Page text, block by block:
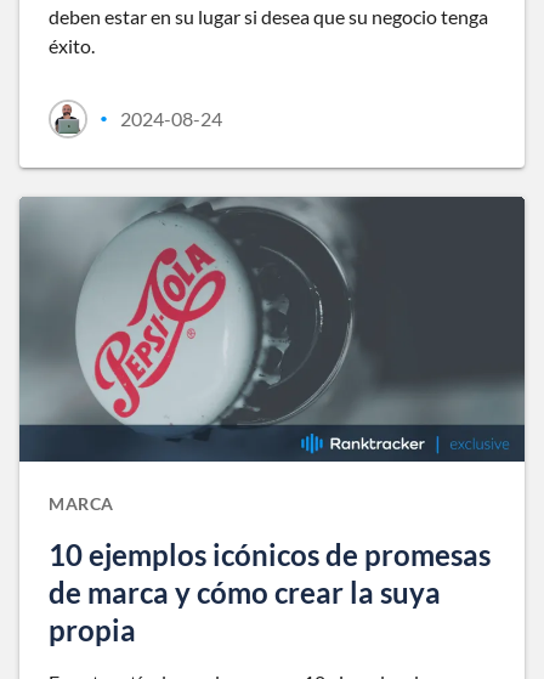
deben estar en su lugar si desea que su negocio tenga
éxito.
• 2024-08-24
MARCA
10 ejemplos icónicos de promesas
de marca y cómo crear la suya
propia